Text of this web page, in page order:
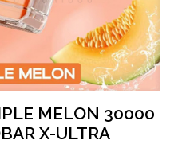
MELON 30000
X-ULTRA